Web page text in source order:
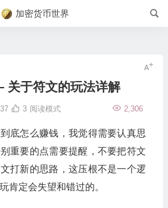
加密货币世界
关于符文的玩法详解
2,306
3 阅读模式
底怎么赚钱，我觉得需要认真思
重要的点需要提醒，不要把符文
打新的思路，这压根不是一个逻
肯定会失望和错过的。